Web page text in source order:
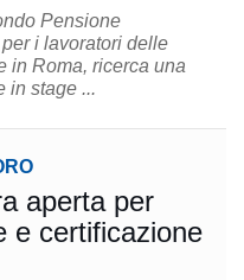
Pensione
i lavoratori delle
in Roma, ricerca una
in stage ...
aperta per
e certificazione